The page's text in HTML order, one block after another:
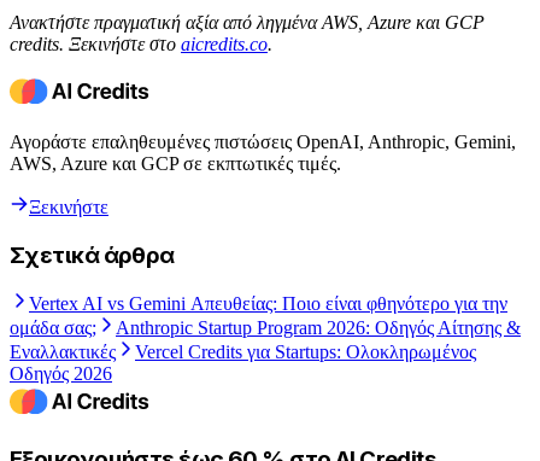
Ανακτήστε πραγματική αξία από ληγμένα AWS, Azure και GCP
credits. Ξεκινήστε στο aicredits.co.
Αγοράστε επαληθευμένες πιστώσεις OpenAI, Anthropic, Gemini,
AWS, Azure και GCP σε εκπτωτικές τιμές.
Ξεκινήστε
Σχετικά άρθρα
Vertex AI vs Gemini Απευθείας: Ποιο είναι φθηνότερο για την
ομάδα σας;
Anthropic Startup Program 2026: Οδηγός Αίτησης &
Εναλλακτικές
Vercel Credits για Startups: Ολοκληρωμένος
Οδηγός 2026